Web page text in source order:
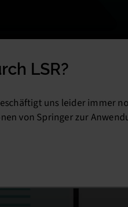
LSR?
uns leider immer
von Springer zur